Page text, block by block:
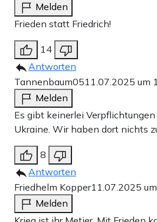
Melden
Frieden statt Friedrich!
14
Antworten
Tannenbaum0511.07.2025 um
Melden
Es gibt keinerlei
Ukraine. Wir haben dort nichts
8
Antworten
Friedhelm Kopper11.07.2025
Melden